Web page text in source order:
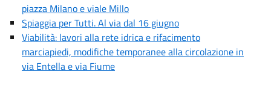
piazza Milano e viale Millo
Spiaggia per Tutti. Al via dal 16 giugno
Viabilità: lavori alla rete idrica e rifacimento
marciapiedi, modifiche temporanee alla circolazione in
via Entella e via Fiume